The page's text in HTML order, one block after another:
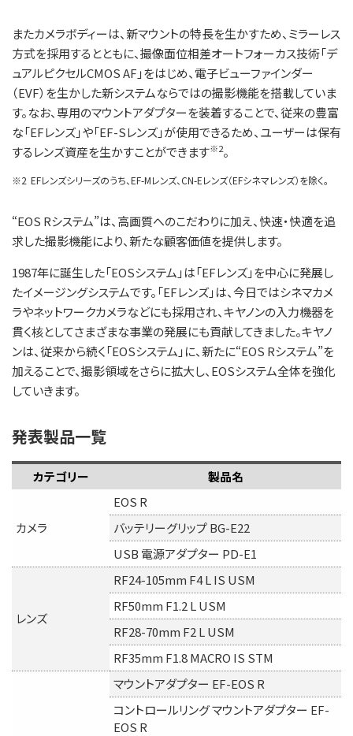
またカメラボディーは、新マウントの特長を生かすため、ミラーレス
方式を採用するとともに、撮像面位相差オートフォーカス技術「デ
ュアルピクセルCMOS AF」をはじめ、電子ビューファインダー
（EVF）を生かした新システムならではの撮影機能を搭載していま
す。なお、専用のマウントアダプターを装着することで、従来の豊富
な「EFレンズ」や「EF-Sレンズ」が使用できるため、ユーザーは保有
するレンズ資産を生かすことができます※2。
※2 EFレンズシリーズのうち、EF-Mレンズ、CN-Eレンズ（EFシネマレンズ）を除く。
“EOS Rシステム”は、高画質へのこだわりに加え、快速・快適を追
求した撮影機能により、新たな顧客価値を提供します。
1987年に誕生した「EOSシステム」は「EFレンズ」を中心に発展し
たイメージングシステムです。「EFレンズ」は、今日ではシネマカメ
ラやネットワークカメラなどにも採用され、キヤノンの入力機器を
貫く核としてさまざまな事業の発展にも貢献してきました。キヤノ
ンは、従来から続く「EOSシステム」に、新たに“EOS Rシステム”を
加えることで、撮影領域をさらに拡大し、EOSシステム全体を強化
していきます。
発表製品一覧
カテゴリー 製品名
カメラ
EOS R
バッテリーグリップ BG-E22
USB 電源アダプター PD-E1
レンズ
RF24-105mm F4 L IS USM
RF50mm F1.2 L USM
RF28-70mm F2 L USM
RF35mm F1.8 MACRO IS STM
マウントアダプター EF-EOS R
コントロールリング マウントアダプター EF-
EOS R